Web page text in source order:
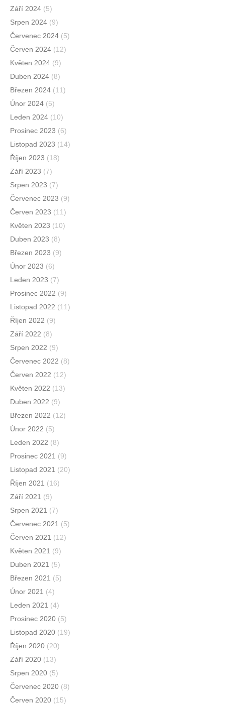
Září 2024 (5)
Srpen 2024 (9)
Červenec 2024 (5)
Červen 2024 (12)
Květen 2024 (9)
Duben 2024 (8)
Březen 2024 (11)
Únor 2024 (5)
Leden 2024 (10)
Prosinec 2023 (6)
Listopad 2023 (14)
Říjen 2023 (18)
Září 2023 (7)
Srpen 2023 (7)
Červenec 2023 (9)
Červen 2023 (11)
Květen 2023 (10)
Duben 2023 (8)
Březen 2023 (9)
Únor 2023 (6)
Leden 2023 (7)
Prosinec 2022 (9)
Listopad 2022 (11)
Říjen 2022 (9)
Září 2022 (8)
Srpen 2022 (9)
Červenec 2022 (8)
Červen 2022 (12)
Květen 2022 (13)
Duben 2022 (9)
Březen 2022 (12)
Únor 2022 (5)
Leden 2022 (8)
Prosinec 2021 (9)
Listopad 2021 (20)
Říjen 2021 (16)
Září 2021 (9)
Srpen 2021 (7)
Červenec 2021 (5)
Červen 2021 (12)
Květen 2021 (9)
Duben 2021 (5)
Březen 2021 (5)
Únor 2021 (4)
Leden 2021 (4)
Prosinec 2020 (5)
Listopad 2020 (19)
Říjen 2020 (20)
Září 2020 (13)
Srpen 2020 (5)
Červenec 2020 (8)
Červen 2020 (15)